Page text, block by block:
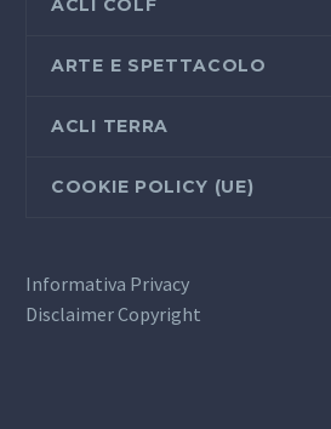
ACLI COLF
ARTE E SPETTACOLO
ACLI TERRA
COOKIE POLICY (UE)
Informativa Privacy
Disclaimer Copyright